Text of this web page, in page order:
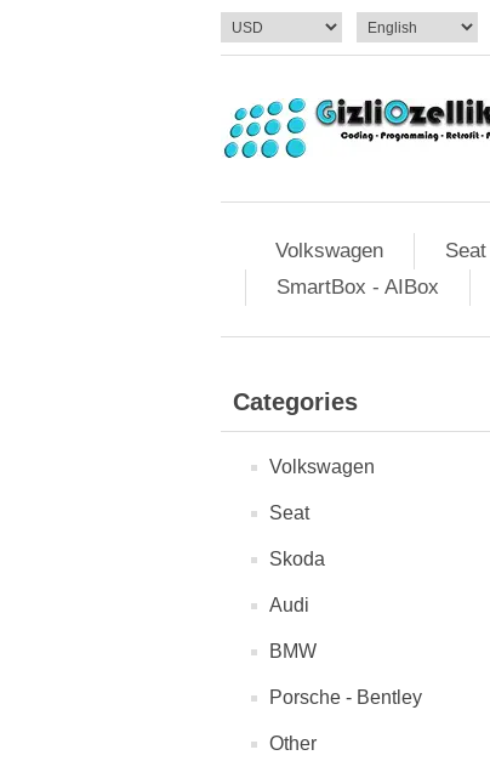
Volkswagen Seat
SmartBox - AIBox
Categories
Volkswagen
Seat
Skoda
Audi
BMW
Porsche - Bentley
Other